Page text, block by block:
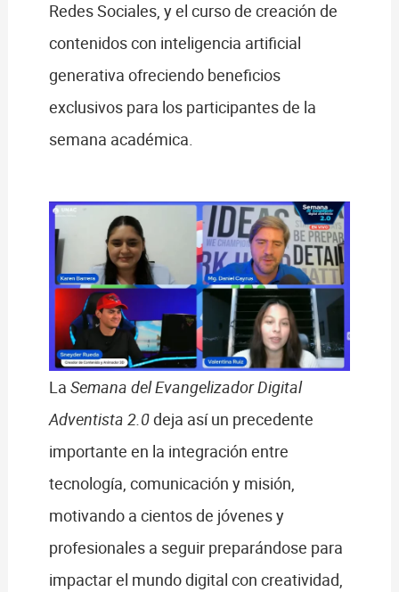
Redes Sociales, y el curso de creación de
contenidos con inteligencia artificial
generativa ofreciendo beneficios
exclusivos para los participantes de la
semana académica.
La Semana del Evangelizador Digital
Adventista 2.0deja así un precedente
importante en la integración entre
tecnología, comunicación y misión,
motivando a cientos de jóvenes y
profesionales a seguir preparándose para
impactar el mundo digital con creatividad,